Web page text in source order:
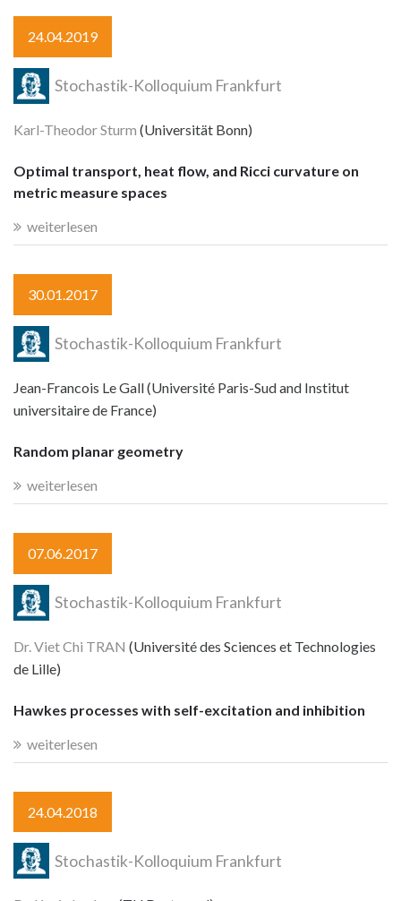
24.04.2019
Stochastik-Kolloquium Frankfurt
Karl-Theodor Sturm (Universität Bonn)
Optimal transport, heat flow, and Ricci curvature on
metric measure spaces
weiterlesen
30.01.2017
Stochastik-Kolloquium Frankfurt
Jean-Francois Le Gall (Université Paris-Sud and Institut
universitaire de France)
Random planar geometry
weiterlesen
07.06.2017
Stochastik-Kolloquium Frankfurt
Dr. Viet Chi TRAN (Université des Sciences et Technologies
de Lille)
Hawkes processes with self-excitation and inhibition
weiterlesen
24.04.2018
Stochastik-Kolloquium Frankfurt